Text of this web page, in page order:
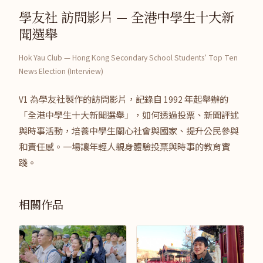
學友社 訪問影片 — 全港中學生十大新
聞選舉
Hok Yau Club — Hong Kong Secondary School Students’ Top Ten
News Election (Interview)
V1 為學友社製作的訪問影片，記錄自 1992 年起舉辦的
「全港中學生十大新聞選舉」，如何透過投票、新聞評述
與時事活動，培養中學生關心社會與國家、提升公民參與
和責任感。一場讓年輕人親身體驗投票與時事的教育實
踐。
相關作品